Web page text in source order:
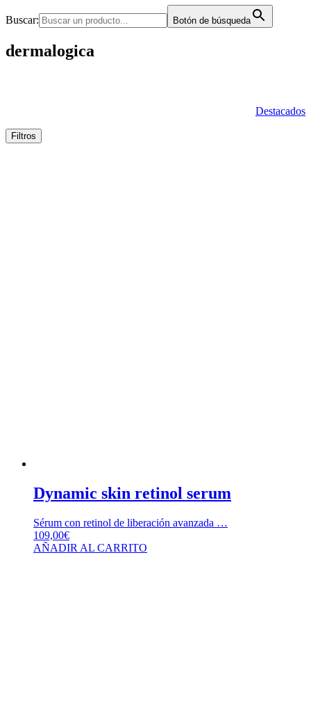
Buscar: Botón de búsqueda
dermalogica
Destacados
Filtros
Dynamic skin retinol serum
Sérum con retinol de liberación avanzada …
109,00€
AÑADIR AL CARRITO